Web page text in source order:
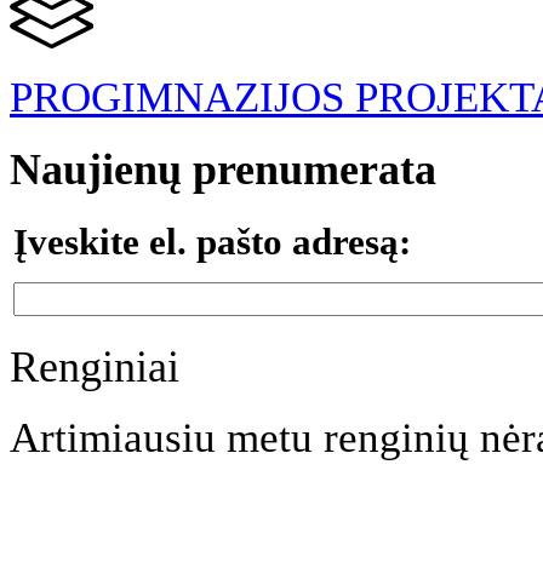
PROGIMNAZIJOS
Naujienų prenumerata
Įveskite el. pašto adresą:
Renginiai
Artimiausiu metu renginių